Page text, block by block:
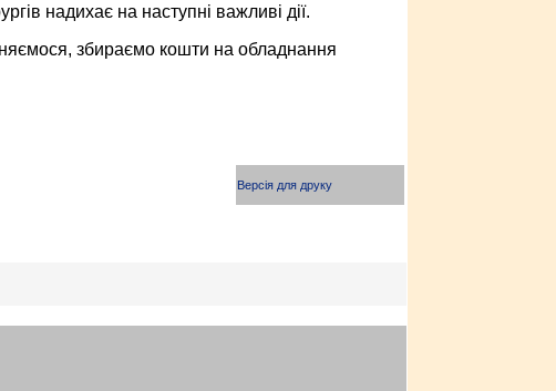
надихає на наступні важливі дії.
збираємо кошти на обладнання
Версія для друку